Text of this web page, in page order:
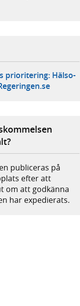
prioritering: Hälso-
publiceras på
efter att
om att godkänna
har expedierats.